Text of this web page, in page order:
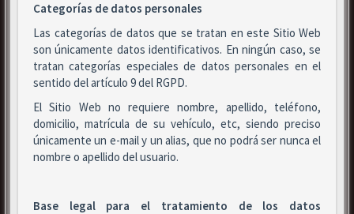
Categorías de datos personales
Las categorías de datos que se tratan en este Sitio Web
son únicamente datos identificativos. En ningún caso, se
tratan categorías especiales de datos personales en el
sentido del artículo 9 del RGPD.
El Sitio Web no requiere nombre, apellido, teléfono,
domicilio, matrícula de su vehículo, etc, siendo preciso
únicamente un e-mail y un alias, que no podrá ser nunca el
nombre o apellido del usuario.
Base legal para el tratamiento de los datos